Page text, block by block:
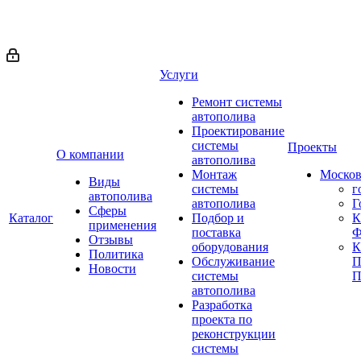
Каталог
О компании
Виды
автополива
Сферы
применения
Отзывы
Политика
Новости
Услуги
Ремонт системы
автополива
Проектирование
системы
автополива
Монтаж
системы
автополива
Подбор и
поставка
оборудования
Обслуживание
системы
автополива
Разработка
проекта по
реконструкции
системы
Проекты